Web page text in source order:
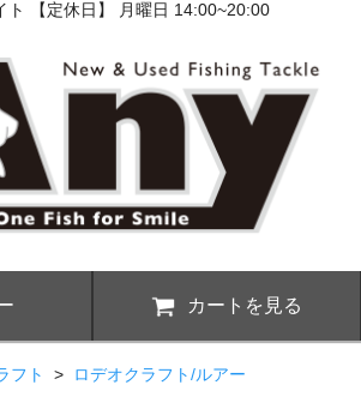
ト 【定休日】 月曜日 14:00~20:00
カートを見る
フト > ロデオクラフト/ルアー